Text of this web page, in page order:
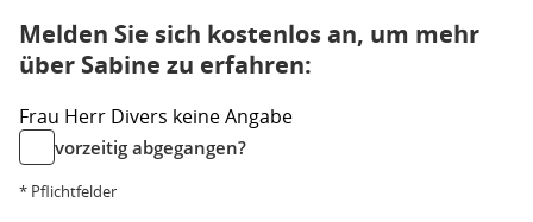
Melden Sie sich kostenlos an, um mehr
über Sabine zu erfahren:
Frau Herr Divers keine Angabe
vorzeitig abgegangen?
* Pflichtfelder